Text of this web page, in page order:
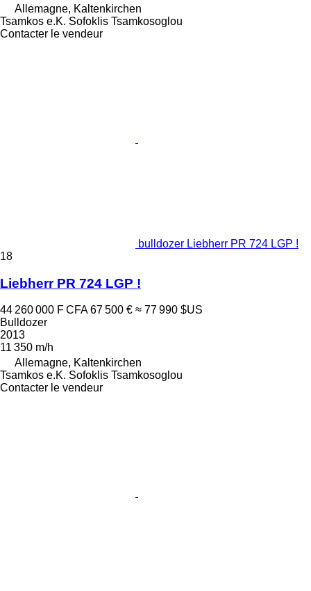
Allemagne, Kaltenkirchen
Tsamkos e.K. Sofoklis Tsamkosoglou
Contacter le vendeur
bulldozer Liebherr PR 724 LGP !
18
Liebherr PR 724 LGP !
44 260 000 F CFA 67 500 € ≈ 77 990 $US
Bulldozer
2013
11 350 m/h
Allemagne, Kaltenkirchen
Tsamkos e.K. Sofoklis Tsamkosoglou
Contacter le vendeur